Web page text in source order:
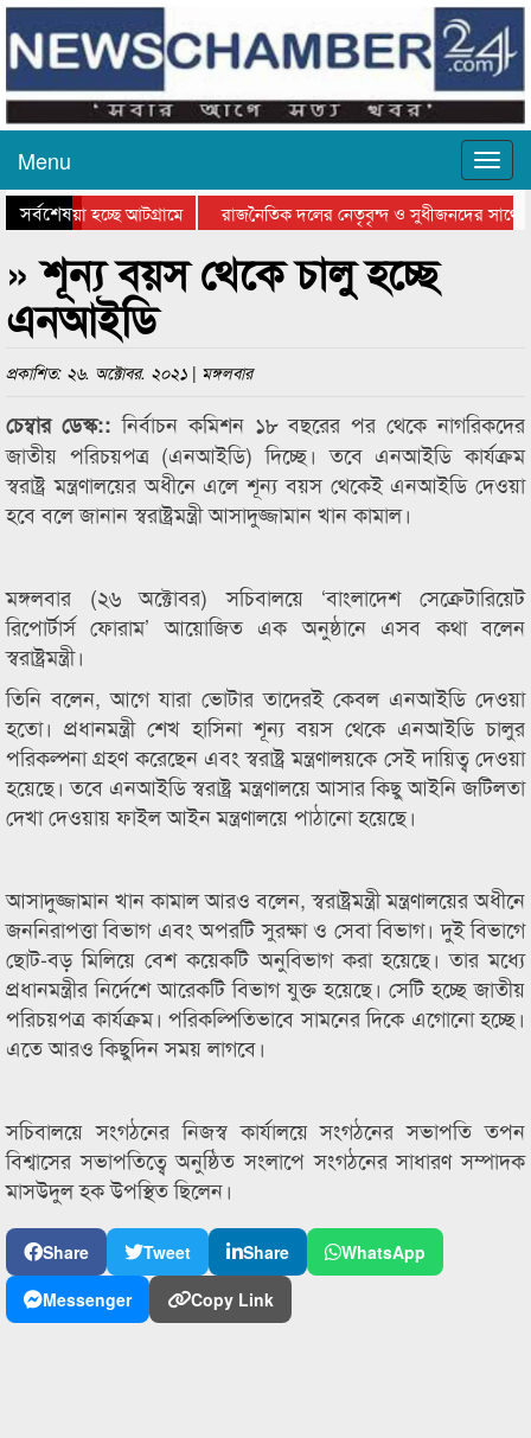
Menu
সর্বশেষ
যাওয়া হচ্ছে আটগ্রামে
রাজনৈতিক দলের নেতৃবৃন্দ ও সুধীজনদের সাথে
» শূন্য বয়স থেকে চালু হচ্ছে
এনআইডি
প্রকাশিত: ২৬. অক্টোবর. ২০২১ | মঙ্গলবার
চেম্বার ডেস্ক::নির্বাচন কমিশন ১৮ বছরের পর থেকে নাগরিকদের
জাতীয় পরিচয়পত্র (এনআইডি) দিচ্ছে। তবে এনআইডি কার্যক্রম
স্বরাষ্ট্র মন্ত্রণালয়ের অধীনে এলে শূন্য বয়স থেকেই এনআইডি দেওয়া
হবে বলে জানান স্বরাষ্ট্রমন্ত্রী আসাদুজ্জামান খান কামাল।
মঙ্গলবার (২৬ অক্টোবর) সচিবালয়ে ‘বাংলাদেশ সেক্রেটারিয়েট
রিপোর্টার্স ফোরাম’ আয়োজিত এক অনুষ্ঠানে এসব কথা বলেন
স্বরাষ্ট্রমন্ত্রী।
তিনি বলেন, আগে যারা ভোটার তাদেরই কেবল এনআইডি দেওয়া
হতো। প্রধানমন্ত্রী শেখ হাসিনা শূন্য বয়স থেকে এনআইডি চালুর
পরিকল্পনা গ্রহণ করেছেন এবং স্বরাষ্ট্র মন্ত্রণালয়কে সেই দায়িত্ব দেওয়া
হয়েছে। তবে এনআইডি স্বরাষ্ট্র মন্ত্রণালয়ে আসার কিছু আইনি জটিলতা
দেখা দেওয়ায় ফাইল আইন মন্ত্রণালয়ে পাঠানো হয়েছে।
আসাদুজ্জামান খান কামাল আরও বলেন, স্বরাষ্ট্রমন্ত্রী মন্ত্রণালয়ের অধীনে
জননিরাপত্তা বিভাগ এবং অপরটি সুরক্ষা ও সেবা বিভাগ। দুই বিভাগে
ছোট-বড় মিলিয়ে বেশ কয়েকটি অনুবিভাগ করা হয়েছে। তার মধ্যে
প্রধানমন্ত্রীর নির্দেশে আরেকটি বিভাগ যুক্ত হয়েছে। সেটি হচ্ছে জাতীয়
পরিচয়পত্র কার্যক্রম। পরিকল্পিতিভাবে সামনের দিকে এগোনো হচ্ছে।
এতে আরও কিছুদিন সময় লাগবে।
সচিবালয়ে সংগঠনের নিজস্ব কার্যালয়ে সংগঠনের সভাপতি তপন
বিশ্বাসের সভাপতিত্বে অনুষ্ঠিত সংলাপে সংগঠনের সাধারণ সম্পাদক
মাসউদুল হক উপস্থিত ছিলেন।
Share Tweet Share
WhatsApp
Messenger
Copy Link